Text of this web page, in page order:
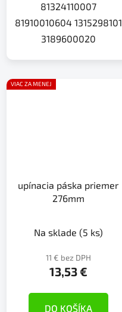
81324110007
81910010604 1315298101
3189600020
VIAC ZA MENEJ
upínacia páska priemer
276mm
Na sklade (5 ks)
11 € bez DPH
13,53 €
DO KOŠÍKA